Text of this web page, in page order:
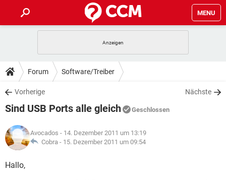
MENU
ANDROID IOS
WINDOWS 10
WHATSAPP TIKTOK
FACEBOOK
TIPPS & TRICKS
SPIELE
WHATSAPP TIKTOK
FACEBOOK
DOWNLOADS
SPIELE STREAMING
ANDROID
WINDOWS 10 INSTAGRAM
WHATSAPP
SPIELE STREAMING
ANDROID
WINDOWS 10
LEXIKON
SPIELE
Forum Software/Treiber
Vorherige Nächste
Sind USB Ports alle gleich Geschlossen
Avocados - 14. Dezember 2011 um 13:19
Cobra - 15. Dezember 2011 um 09:54
Hallo,